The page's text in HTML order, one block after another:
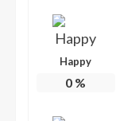
Happy
0 %